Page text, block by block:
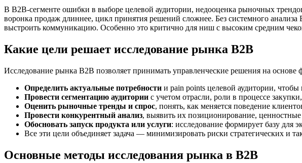
В B2B-сегменте ошибки в выборе целевой аудитории, недооценка рыночных
воронка продаж длиннее, цикл принятия решений сложнее. Без системного
выстроить коммуникацию. Особенно это критично для ниш с высоким средним
Какие цели решает исследование рынка B2B
Исследование рынка B2B позволяет принимать управленческие решения на основе
Определить актуальные потребности и pain points целевой аудитории,
Провести сегментацию аудитории с учетом отрасли, роли в процессе
Оценить рыночные тренды и спрос, понять, как меняется поведение
Провести конкурентный анализ, выявить их позиционирование,
Обосновать запуск продукта или услуги: исследование формирует базу для
Все эти цели объединяет задача — минимизировать риски стратегических и
Основные методы исследования рынка в B2B